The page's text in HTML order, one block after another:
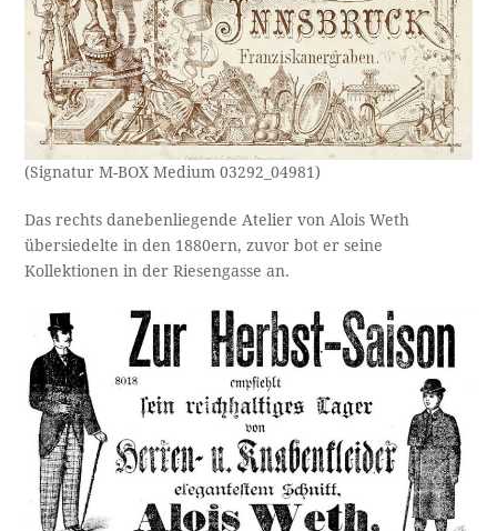
(Signatur M-BOX Medium 03292_04981)
Das rechts danebenliegende Atelier von Alois Weth
übersiedelte in den 1880ern, zuvor bot er seine
Kollektionen in der Riesengasse an.